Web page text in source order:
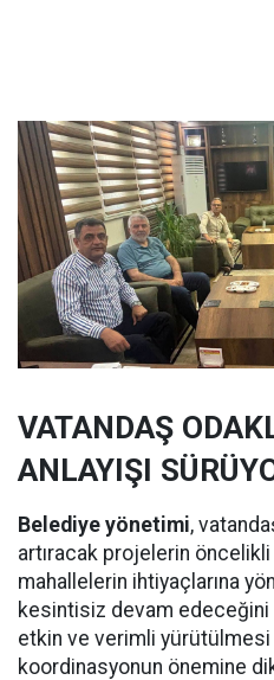
VATANDAŞ
ANLAYIŞI
Belediye yönetimi,
artıracak projelerin
mahallelerin ihtiyaçlarına
kesintisiz devam
etkin ve verimli yürütülmesi
koordinasyonun önemine